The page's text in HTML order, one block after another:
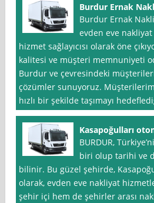
Burdur Ernak
Burdur Ernak
evden eve
hizmet sağlayıcısı olarak öne
kalitesi ve müşteri memnuniyeti
Burdur ve çevresindeki
çözümler sunuyoruz.
hızlı bir şekilde taşımayı
Kasapoğulları
BURDUR,
biri olup tarihi ve
bilinir. Bu güzel şehirde,
olarak, evden eve nakliyat
şehir içi hem de şehirler arası